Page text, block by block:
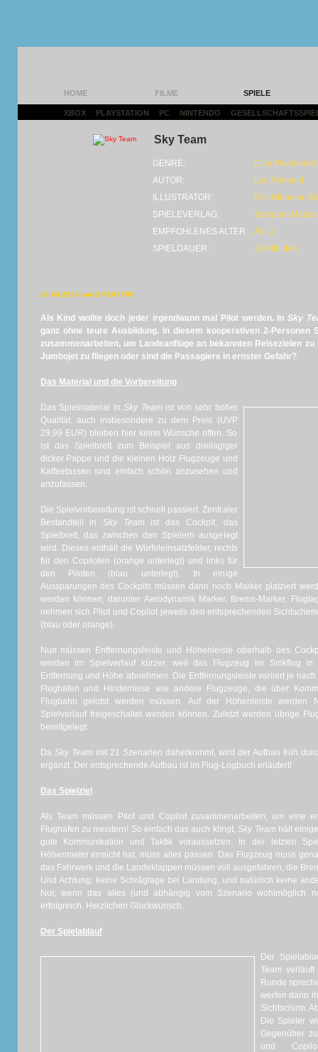
HOME FILME SPIELE
XBOX PLAYSTATION PC NINTENDO
Sky Team
GENRE:
Dice Placement
AUTOR:
Luc Rémond
ILLUSTRATOR:
Eric Hibbeler,
SPIELEVERLAG:
Scorpion
EMPFOHLENES ALTER:
Ab 12
SPIELDAUER:
20 Minuten
26.04.2024 von 2-PL4Y3R5
Als Kind wollte doch jeder irgendwann mal Pilot werden. In Sky
ganz ohne teure Ausbildung. In diesem kooperativen 2-Personen
zusammenarbeiten, um Landeanflüge an bekannten Reisezielen
Jumbojet zu fliegen oder sind die Passagiere in ernster Gefahr?
Das Material und die Vorbereitung
Das Spielmaterial in Sky Team ist von sehr hoher
Qualität, auch insbesondere zu dem Preis (UVP
29,99 EUR) bleiben hier keine Wünsche offen. So
ist das Spielbrett zum Beispiel aus dreilagiger
dicker Pappe und die kleinen Holz Flugzeuge und
Kaffeetassen sind einfach schön anzusehen und
anzufassen.
Die Spielvorbereitung ist schnell passiert. Zentraler
Bestandteil in Sky Team ist das Cockpit, das
Spielbrett, das zwischen den Spielern ausgelegt
wird. Dieses enthält die Würfeleinsatzfelder, rechts
für den Copiloten (orange unterlegt) und links für
den Piloten (blau unterlegt). In einige
Aussparungen des Cockpits müssen dann noch Marker platziert
werden können, darunter Aerodynamik Marker, Brems-Marker,
nehmen sich Pilot und Copilot jeweils den entsprechenden
(blau oder orange).
Nun müssen Entfernungsleiste und Höhenleiste oberhalb des
werden im Spielverlauf kürzer, weil das Flugzeug im Sinkflug in
Entfernung und Höhe abnehmen. Die Entfernungsleiste variiert je
Flughäfen und Hindernisse wie andere Flugzeuge, die über
Flugbahn gelotst werden müssen. Auf der Höhenleiste werden
Spielverlauf freigeschaltet werden können. Zuletzt werden übrige
bereitgelegt.
Da Sky Team mit 21 Szenarien daherkommt, wird der Aufbau früh
ergänzt. Der entsprechende Aufbau ist im Flug-Logbuch erläutert!
Das Spielziel
Als Team müssen Pilot und Copilot zusammenarbeiten, um eine
Flughafen zu meistern! So einfach das auch klingt, Sky Team hält
gute Kommunikation und Taktik voraussetzen. In der letzten
Höhenmeter erreicht hat, muss alles passen. Das Flugzeug muss
das Fahrwerk und die Landeklappen müssen voll ausgefahren, die
Und Achtung: keine Schräglage bei Landung, und natürlich keine
Nur, wenn das alles (und abhängig vom Szenario wohlmöglich
erfolgreich. Herzlichen Glückwunsch.
Der Spielablauf
Der
Team
Runde
werfen dann
Sichtschirm.
Die Spieler
Gegenüber
und